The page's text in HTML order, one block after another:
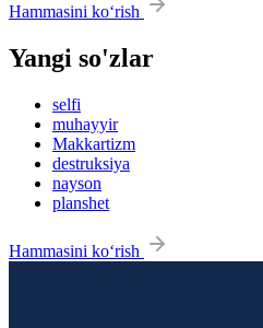
Hammasini ko‘rish
Yangi so'zlar
selfi
muhayyir
Makkartizm
destruksiya
nayson
planshet
Hammasini ko‘rish